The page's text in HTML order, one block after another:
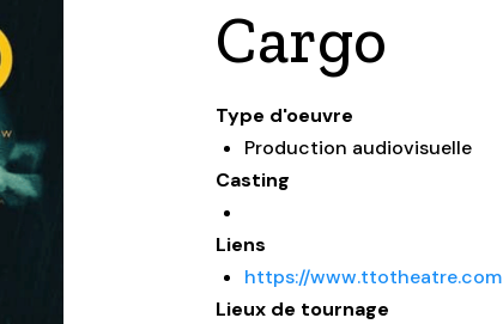
Cargo
Type d'oeuvre
Production audiovisuelle
Casting
Liens
https://www.ttotheatre.com
Lieux de tournage